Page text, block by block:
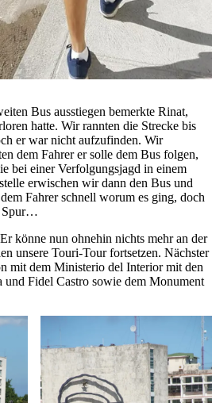
Bus ausstiegen bemerkte Rinat,
hatte. Wir rannten die Strecke bis
er war nicht aufzufinden. Wir
dem Fahrer er solle dem Bus folgen,
bei einer Verfolgungsjagd in einem
erwischen wir dann den Bus und
Fahrer schnell worum es ging, doch
Spur…
könne nun ohnehin nichts mehr an der
unsere Touri-Tour fortsetzen. Nächster
mit dem Ministerio del Interior mit den
und Fidel Castro sowie dem Monument